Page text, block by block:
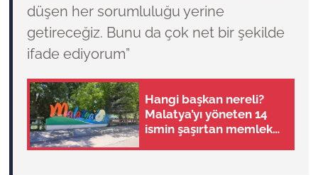
düşen her sorumluluğu yerine
getireceğiz. Bunu da çok net bir şekilde
ifade ediyorum”
Hangi başkan nereli?
Malatya’yı yöneten 14
ismin şaşırtan memleket